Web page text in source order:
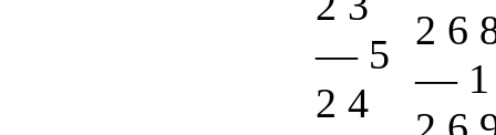
— 5
2 4
2 6
— 1